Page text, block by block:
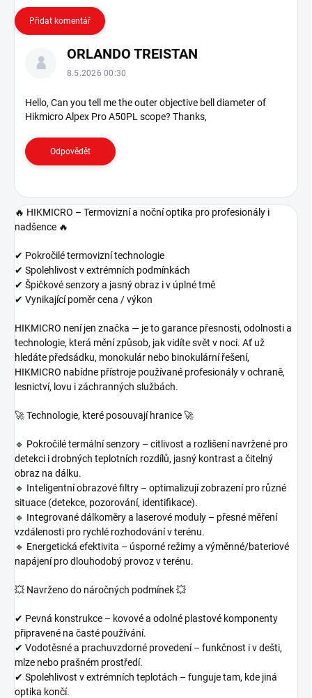
Přidat komentář
z
í
ORLANDO TREISTAN
8.5.2026 00:30
Hello, Can you tell me the outer objective bell diameter of
Hikmicro Alpex Pro A50PL scope? Thanks,
Odpovědět
🔥 HIKMICRO – Termovizní a noční optika pro profesionály i
nadšence 🔥
✔ Pokročilé termovizní technologie
✔ Spolehlivost v extrémních podmínkách
✔ Špičkové senzory a jasný obraz i v úplné tmě
✔ Vynikající poměr cena / výkon
HIKMICRO není jen značka — je to garance přesnosti, odolnosti a
technologie, která mění způsob, jak vidíte svět v noci. Ať už
hledáte předsádku, monokulár nebo binokulární řešení,
HIKMICRO nabídne přístroje používané profesionály v ochraně,
lesnictví, lovu i záchranných službách.
🚀 Technologie, které posouvají hranice 🚀
🔹 Pokročilé termální senzory – citlivost a rozlišení navržené pro
detekci i drobných teplotních rozdílů, jasný kontrast a čitelný
obraz na dálku.
🔹 Inteligentní obrazové filtry – optimalizují zobrazení pro různé
situace (detekce, pozorování, identifikace).
🔹 Integrované dálkoměry a laserové moduly – přesné měření
vzdálenosti pro rychlé rozhodování v terénu.
🔹 Energetická efektivita – úsporné režimy a výměnné/bateriové
napájení pro dlouhodobý provoz v terénu.
💥 Navrženo do náročných podmínek 💥
✔ Pevná konstrukce – kovové a odolné plastové komponenty
připravené na časté používání.
✔ Vodotěsné a prachuvzdorné provedení – funkčnost i v dešti,
mlze nebo prašném prostředí.
✔ Spolehlivost v extrémních teplotách – funguje tam, kde jiná
optika končí.